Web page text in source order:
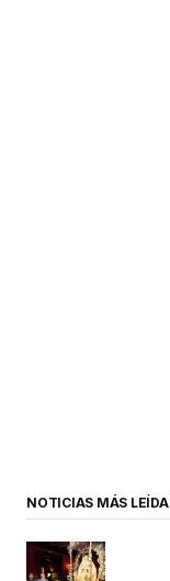
NOTICIAS MÁS